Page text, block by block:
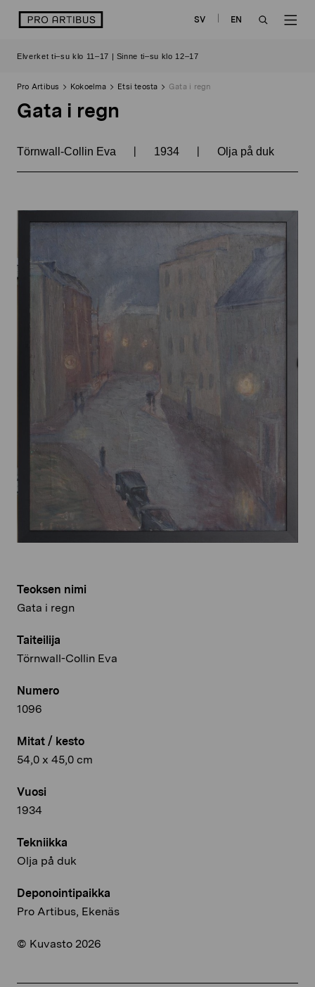
sisältöön
logo SV
EN
Elverket ti–su klo 11–17 | Sinne ti–su klo 12–17
Pro Artibus Kokoelma Etsi teosta Gata i regn
Gata i regn
Törnwall-Collin Eva | 1934 | Olja på duk
Teoksen nimi
Gata i regn
Taiteilija
Törnwall-Collin Eva
Numero
1096
Mitat / kesto
54,0 x 45,0 cm
Vuosi
1934
Tekniikka
Olja på duk
Deponointipaikka
Pro Artibus, Ekenäs
© Kuvasto 2026